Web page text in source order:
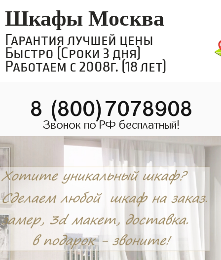
Шкафы Москва
Гарантия лучшей цены
Быстро (Сроки 3 дня)
Работаем с 2008г. (18 лет)
8 (800)7078908
Звонок по РФ бесплатный!